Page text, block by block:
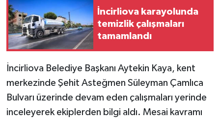
İncirliova karayolunda
temizlik çalışmaları
tamamlandı
İncirliova Belediye Başkanı Aytekin Kaya, kent
merkezinde Şehit Asteğmen Süleyman Çamlıca
Bulvarı üzerinde devam eden çalışmaları yerinde
inceleyerek ekiplerden bilgi aldı. Mesai kavramı